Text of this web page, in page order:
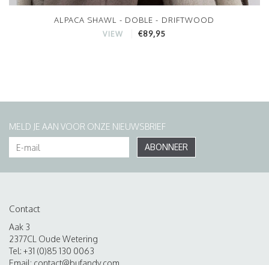
ALPACA SHAWL - DOBLE - DRIFTWOOD
VIEW €89,95
MELD JE AAN VOOR ONZE NIEUWSBRIEF
ABONNEER
Contact
Aak 3
2377CL Oude Wetering
Tel: +31 (0)85 130 0063
Email: contact@bufandy.com